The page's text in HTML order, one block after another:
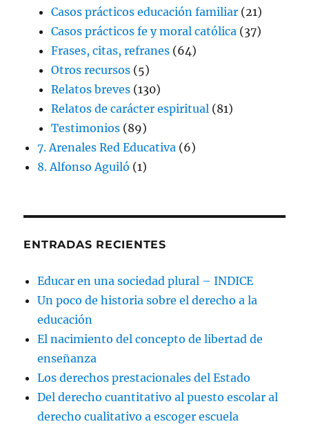
Casos prácticos educación familiar (21)
Casos prácticos fe y moral católica (37)
Frases, citas, refranes (64)
Otros recursos (5)
Relatos breves (130)
Relatos de carácter espiritual (81)
Testimonios (89)
7. Arenales Red Educativa (6)
8. Alfonso Aguiló (1)
ENTRADAS RECIENTES
Educar en una sociedad plural – INDICE
Un poco de historia sobre el derecho a la
educación
El nacimiento del concepto de libertad de
enseñanza
Los derechos prestacionales del Estado
Del derecho cuantitativo al puesto escolar al
derecho cualitativo a escoger escuela